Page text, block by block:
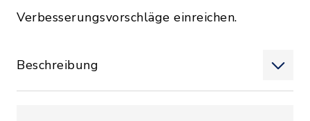
Verbesserungsvorschläge einreichen.
Beschreibung